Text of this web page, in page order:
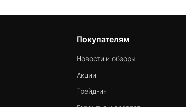
Покупателям
Новости и обзоры
Акции
Трейд-ин